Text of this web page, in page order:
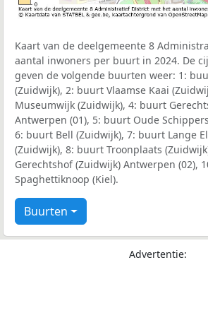
Kaart van de deelgemeente 8
aantal inwoners per buurt in 2024. De
geven de volgende buurten weer: 1:
(Zuidwijk), 2: buurt Vlaamse Kaai
Museumwijk (Zuidwijk), 4: buurt
Antwerpen (01), 5: buurt Oude
6: buurt Bell (Zuidwijk), 7: buurt Lange
(Zuidwijk), 8: buurt Troonplaats
Gerechtshof (Zuidwijk) Antwerpen (02),
Spaghettiknoop (Kiel).
Buurten
Advertentie: